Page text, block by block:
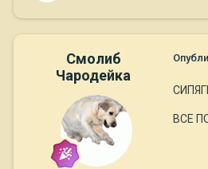
Смолиб
Чародейка
ВСЕ